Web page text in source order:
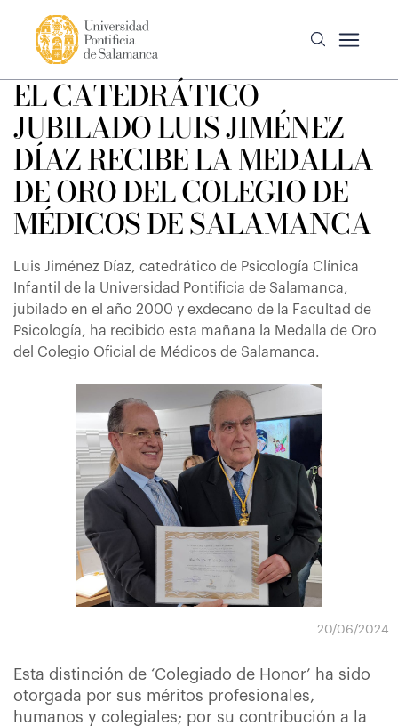
EL CATEDRÁTICO
JUBILADO LUIS JIMÉNEZ
DÍAZ RECIBE LA MEDALLA
DE ORO DEL COLEGIO DE
MÉDICOS DE SALAMANCA
Luis Jiménez Díaz, catedrático de Psicología Clínica
Infantil de la Universidad Pontificia de Salamanca,
jubilado en el año 2000 y exdecano de la Facultad de
Psicología, ha recibido esta mañana la Medalla de Oro
del Colegio Oficial de Médicos de Salamanca.
20/06/2024
Esta distinción de ‘Colegiado de Honor’ ha sido
otorgada por sus méritos profesionales,
humanos y colegiales; por su contribución a la